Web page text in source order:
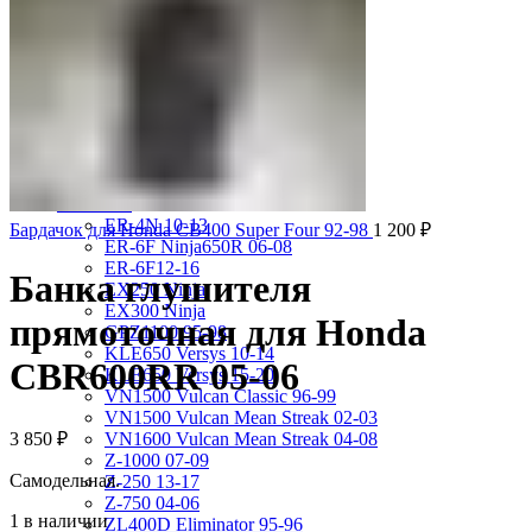
X4 97-99
ER-4N 10-13
ER-6F Ninja650R 06-08
ER-6F12-16
EX250 Ninja
EX300 Ninja
GPZ1100 95-98
KLE650 Versys 10-14
KLE650 Versys 15-20
VN1500 Vulcan Classic 96-99
VN1500 Vulcan Mean Streak 02-03
VN1600 Vulcan Mean Streak 04-08
Z-1000 07-09
Z-250 13-17
Z-750 04-06
ZL400D Eliminator 95-96
Бардачок для Honda CB400 Super Four 92-98 1 200 ₽
Банка глушителя
прямоточная для Honda
CBR600RR 05-06
3 850 ₽
Самодельная.
1 в наличии